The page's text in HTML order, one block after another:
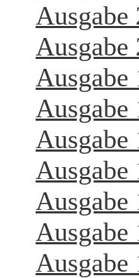
Ausgabe
Ausgabe
Ausgabe
Ausgabe
Ausgabe
Ausgabe
Ausgabe
Ausgabe
Ausgabe